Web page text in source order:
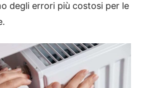
degli errori più costosi per le